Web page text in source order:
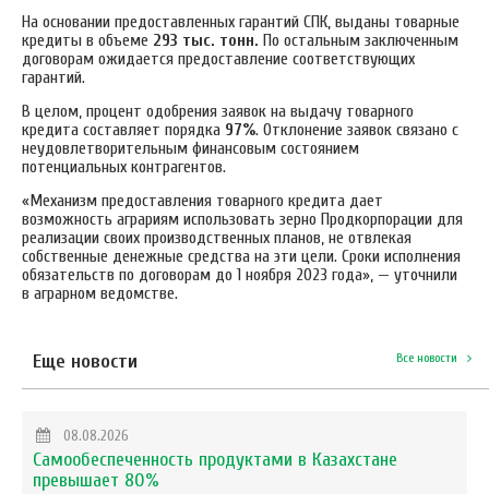
На основании предоставленных гарантий СПК, выданы товарные
кредиты в объеме 293 тыс. тонн. По остальным заключенным
договорам ожидается предоставление соответствующих
гарантий.
В целом, процент одобрения заявок на выдачу товарного
кредита составляет порядка 97%. Отклонение заявок связано с
неудовлетворительным финансовым состоянием
потенциальных контрагентов.
«Механизм предоставления товарного кредита дает
возможность аграриям использовать зерно Продкорпорации для
реализации своих производственных планов, не отвлекая
собственные денежные средства на эти цели. Сроки исполнения
обязательств по договорам до 1 ноября 2023 года», — уточнили
в аграрном ведомстве.
Еще новости Все новости
08.08.2026
Самообеспеченность продуктами в Казахстане
превышает 80%